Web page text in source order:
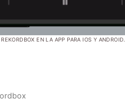
EN LA APP PARA IOS Y ANDROID.